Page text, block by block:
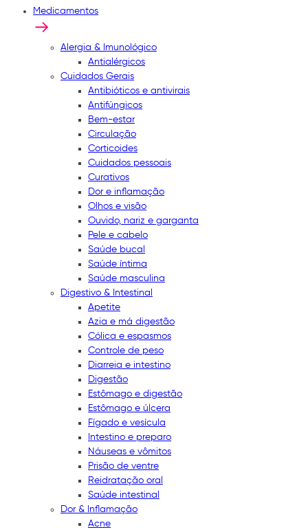
Medicamentos
Alergia & Imunológico
Antialérgicos
Cuidados Gerais
Antibióticos e antivirais
Antifúngicos
Bem-estar
Circulação
Corticoides
Cuidados pessoais
Curativos
Dor e inflamação
Olhos e visão
Ouvido, nariz e garganta
Pele e cabelo
Saúde bucal
Saúde íntima
Saúde masculina
Digestivo & Intestinal
Apetite
Azia e má digestão
Cólica e espasmos
Controle de peso
Diarreia e intestino
Digestão
Estômago e digestão
Estômago e úlcera
Fígado e vesícula
Intestino e preparo
Náuseas e vômitos
Prisão de ventre
Reidratação oral
Saúde intestinal
Dor & Inflamação
Acne